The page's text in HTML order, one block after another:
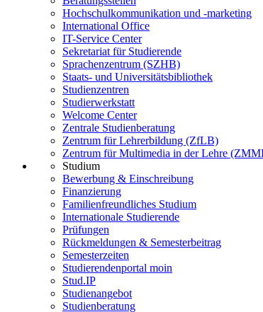
Hochschulkommunikation und -marketing
International Office
IT-Service Center
Sekretariat für Studierende
Sprachenzentrum (SZHB)
Staats- und Universitätsbibliothek
Studienzentren
Studierwerkstatt
Welcome Center
Zentrale Studienberatung
Zentrum für Lehrerbildung (ZfLB)
Zentrum für Multimedia in der Lehre
Studium
Bewerbung & Einschreibung
Finanzierung
Familienfreundliches Studium
Internationale Studierende
Prüfungen
Rückmeldungen & Semesterbeitrag
Semesterzeiten
Studierendenportal moin
Stud.IP
Studienangebot
Studienberatung